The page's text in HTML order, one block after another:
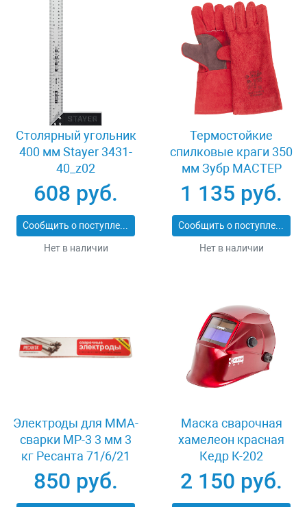
Столярный угольник
400 мм Stayer 3431-
40_z02
608 руб.
Сообщить о поступлении
Нет в наличии
Термостойкие
спилковые краги 350
мм Зубр МАСТЕР
11334-XL
1 135 руб.
Сообщить о поступлении
Нет в наличии
Электроды для MMA-
сварки МР-3 3 мм 3
кг Ресанта 71/6/21
850 руб.
Маска сварочная
хамелеон красная
Кедр К-202
2 150 руб.